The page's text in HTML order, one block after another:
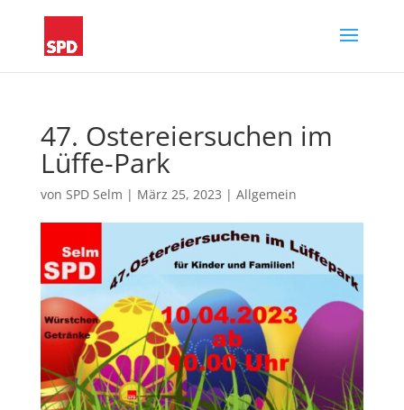
47. Ostereiersuchen im
Lüffe-Park
von SPD Selm | März 25, 2023 | Allgemein